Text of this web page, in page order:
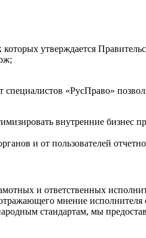
утверждается
«РусПраво»
внутренние бизнес
и от пользователей
и ответственных
мнение
стандартам, мы